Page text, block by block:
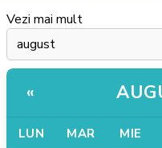
Vezi mai mult
«
LUN MAR MIE